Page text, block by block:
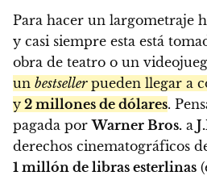
Para hacer un largometraje
y casi siempre esta está
obra de teatro o un
un bestsellerpueden llegar a
y 2 millones de dólares.
pagada porWarner Bros. a
derechos cinematográficos
1 millón de libras esterlinas